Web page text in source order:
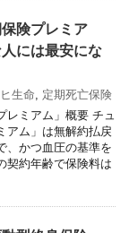
険プレミア
には最安にな
生命
定期死亡保険
レミアム」概要 チュ
アム」は無解約払戻
、かつ血圧の基準を
契約年齢で保険料は